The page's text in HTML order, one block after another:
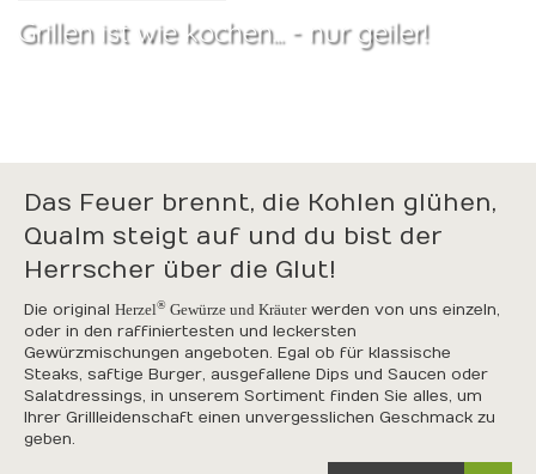
Das Feuer brennt, die Kohlen glühen,
Qualm steigt auf und du bist der
Herrscher über die Glut!
Die original Herzel® Gewürze und Kräuterwerden von uns einzeln,
oder in den raffiniertesten und leckersten
Gewürzmischungen angeboten. Egal ob für klassische
Steaks, saftige Burger, ausgefallene Dips und Saucen oder
Salatdressings, in unserem Sortiment finden Sie alles, um
Ihrer Grillleidenschaft einen unvergesslichen Geschmack zu
geben.
Grillen ist wie kochen... - nur geiler!